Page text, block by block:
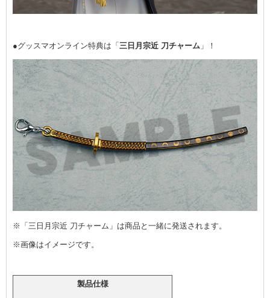
●グッスマオンライン特典は「三日月宗近 刀チャーム 」！
※「三日月宗近 刀チャーム」は商品と一緒に発送されます。
※画像はイメージです。
製品仕様